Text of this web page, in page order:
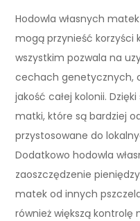
Hodowla własnych
mogą przynieść korzyści
wszystkim pozwala na
cechach genetycznych,
jakość całej kolonii.
matki, które są bardziej
przystosowane do
Dodatkowo hodowla
zaoszczędzenie
matek od innych
również większą